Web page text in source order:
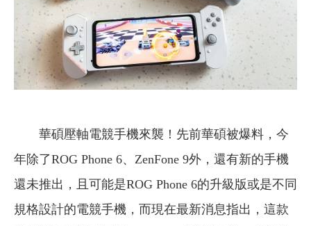
華碩壓軸電競手機來襲！先前華碩被爆料，今
年除了ROG Phone 6、ZenFone 9外，還有新的手機
還未推出，且可能是ROG Phone 6的升級版或是不同
規格設計的電競手機，而現在最新消息指出，這款